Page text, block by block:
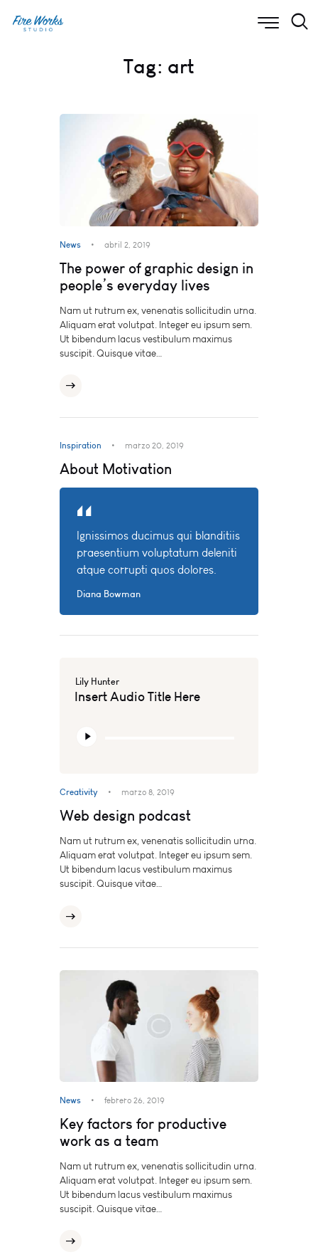
Tag: art
News abril 2, 2019
The power of graphic design in
people’s everyday lives
Nam ut rutrum ex, venenatis sollicitudin urna.
Aliquam erat volutpat. Integer eu ipsum sem.
Ut bibendum lacus vestibulum maximus
suscipit. Quisque vitae…
Inspiration marzo 20, 2019
About Motivation
Ignissimos ducimus qui blanditiis
praesentium voluptatum deleniti
atque corrupti quos dolores.
Diana Bowman
Lily Hunter
Insert Audio Title Here
Creativity marzo 8, 2019
Web design podcast
Nam ut rutrum ex, venenatis sollicitudin urna.
Aliquam erat volutpat. Integer eu ipsum sem.
Ut bibendum lacus vestibulum maximus
suscipit. Quisque vitae…
News febrero 26, 2019
Key factors for productive
work as a team
Nam ut rutrum ex, venenatis sollicitudin urna.
Aliquam erat volutpat. Integer eu ipsum sem.
Ut bibendum lacus vestibulum maximus
suscipit. Quisque vitae…